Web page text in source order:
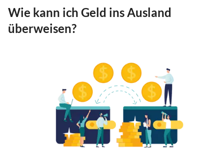
Wie kann ich Geld ins Ausland
überweisen?